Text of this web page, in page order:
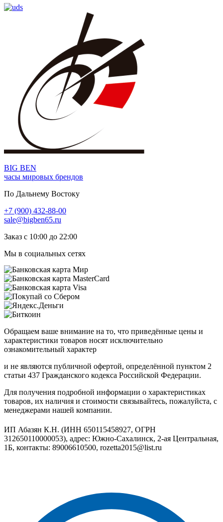
BIG BEN
часы мировых брендов
По Дальнему Востоку
+7 (900) 432-88-00
sale@bigben65.ru
Заказ с 10:00 до 22:00
Мы в социальных сетях
Обращаем ваше внимание на то, что приведённые цены и
характеристики товаров носят исключительно
ознакомительный характер
и не являются публичной офертой, определённой пунктом 2
статьи 437 Гражданского кодекса Российской Федерации.
Для получения подробной информации о характеристиках
товаров, их наличия и стоимости связывайтесь, пожалуйста, с
менеджерами нашей компании.
ИП Абазян К.Н. (ИНН 650115458927, ОГРН
312650110000053), адрес: Южно-Сахалинск, 2-ая Центральная,
1Б, контакты: 89006610500, rozetta2015@list.ru